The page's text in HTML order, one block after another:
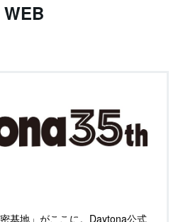
WEB
基地」がここに。Daytona公式